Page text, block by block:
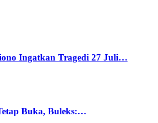
Ingatkan Tragedi 27 Juli…
Buka, Buleks:…